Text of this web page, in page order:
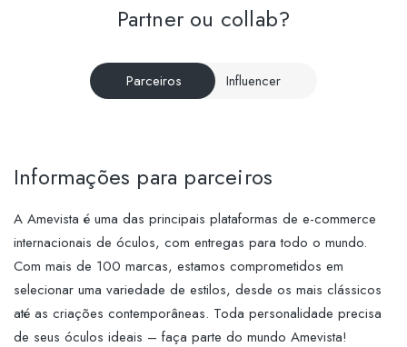
Partner ou collab?
Parceiros Influencer
Informações para parceiros
A Amevista é uma das principais plataformas de e-commerce
internacionais de óculos, com entregas para todo o mundo.
Com mais de 100 marcas, estamos comprometidos em
selecionar uma variedade de estilos, desde os mais clássicos
até as criações contemporâneas. Toda personalidade precisa
de seus óculos ideais – faça parte do mundo Amevista!